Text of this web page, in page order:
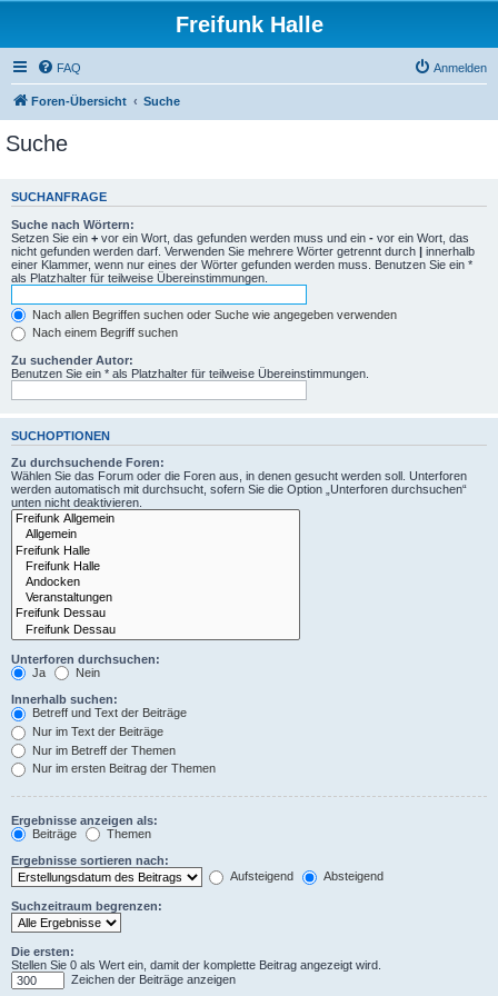
Freifunk Halle
FAQ Anmelden
Foren-Übersicht Suche
Suche
SUCHANFRAGE
Suche nach Wörtern:
Setzen Sie ein + vor ein Wort, das gefunden werden muss und ein - vor ein Wort, das
nicht gefunden werden darf. Verwenden Sie mehrere Wörter getrennt durch | innerhalb
einer Klammer, wenn nur eines der Wörter gefunden werden muss. Benutzen Sie ein *
als Platzhalter für teilweise Übereinstimmungen.
Nach allen Begriffen suchen oder Suche wie angegeben verwenden
Nach einem Begriff suchen
Zu suchender Autor:
Benutzen Sie ein * als Platzhalter für teilweise Übereinstimmungen.
SUCHOPTIONEN
Zu durchsuchende Foren:
Wählen Sie das Forum oder die Foren aus, in denen gesucht werden soll. Unterforen
werden automatisch mit durchsucht, sofern Sie die Option „Unterforen durchsuchen“
unten nicht deaktivieren.
Unterforen durchsuchen:
Ja
Nein
Innerhalb suchen:
Betreff und Text der Beiträge
Nur im Text der Beiträge
Nur im Betreff der Themen
Nur im ersten Beitrag der Themen
Ergebnisse anzeigen als:
Beiträge
Themen
Ergebnisse sortieren nach:
Aufsteigend
Absteigend
Suchzeitraum begrenzen:
Die ersten:
Stellen Sie 0 als Wert ein, damit der komplette Beitrag angezeigt wird.
Zeichen der Beiträge anzeigen